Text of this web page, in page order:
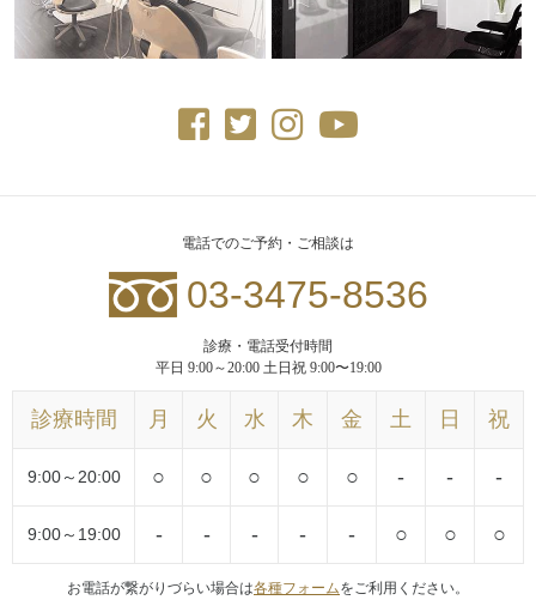
電話でのご予約・ご相談は
03-3475-8536
診療・電話受付時間
平日 9:00～20:00 土日祝 9:00〜19:00
診療時間 月 火 水 木 金 土 日 祝
9:00～20:00 ○ ○ ○ ○ ○ - - -
9:00～19:00 - - - - - ○ ○ ○
お電話が繋がりづらい場合は各種フォームをご利用ください。